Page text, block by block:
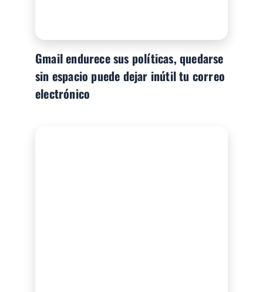
Gmail endurece sus políticas, quedarse
sin espacio puede dejar inútil tu correo
electrónico